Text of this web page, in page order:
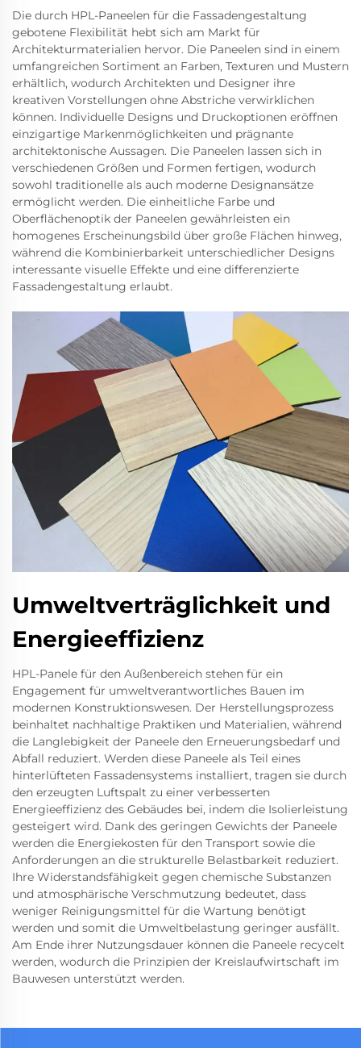
Die durch HPL-Paneelen für die Fassadengestaltung
gebotene Flexibilität hebt sich am Markt für
Architekturmaterialien hervor. Die Paneelen sind in einem
umfangreichen Sortiment an Farben, Texturen und Mustern
erhältlich, wodurch Architekten und Designer ihre
kreativen Vorstellungen ohne Abstriche verwirklichen
können. Individuelle Designs und Druckoptionen eröffnen
einzigartige Markenmöglichkeiten und prägnante
architektonische Aussagen. Die Paneelen lassen sich in
verschiedenen Größen und Formen fertigen, wodurch
sowohl traditionelle als auch moderne Designansätze
ermöglicht werden. Die einheitliche Farbe und
Oberflächenoptik der Paneelen gewährleisten ein
homogenes Erscheinungsbild über große Flächen hinweg,
während die Kombinierbarkeit unterschiedlicher Designs
interessante visuelle Effekte und eine differenzierte
Fassadengestaltung erlaubt.
Umweltverträglichkeit und
Energieeffizienz
HPL-Panele für den Außenbereich stehen für ein
Engagement für umweltverantwortliches Bauen im
modernen Konstruktionswesen. Der Herstellungsprozess
beinhaltet nachhaltige Praktiken und Materialien, während
die Langlebigkeit der Paneele den Erneuerungsbedarf und
Abfall reduziert. Werden diese Paneele als Teil eines
hinterlüfteten Fassadensystems installiert, tragen sie durch
den erzeugten Luftspalt zu einer verbesserten
Energieeffizienz des Gebäudes bei, indem die Isolierleistung
gesteigert wird. Dank des geringen Gewichts der Paneele
werden die Energiekosten für den Transport sowie die
Anforderungen an die strukturelle Belastbarkeit reduziert.
Ihre Widerstandsfähigkeit gegen chemische Substanzen
und atmosphärische Verschmutzung bedeutet, dass
weniger Reinigungsmittel für die Wartung benötigt
werden und somit die Umweltbelastung geringer ausfällt.
Am Ende ihrer Nutzungsdauer können die Paneele recycelt
werden, wodurch die Prinzipien der Kreislaufwirtschaft im
Bauwesen unterstützt werden.